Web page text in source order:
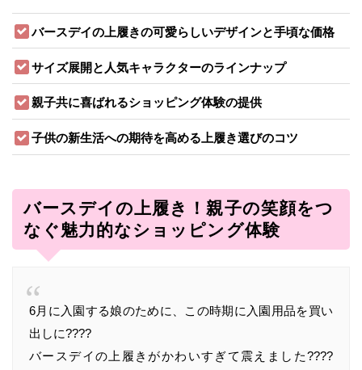
バースデイの上履きの可愛らしいデザインと手頃な価格
サイズ展開と人気キャラクターのラインナップ
親子共に喜ばれるショッピング体験の提供
子供の新生活への期待を高める上履き選びのコツ
バースデイの上履き！親子の笑顔をつ
なぐ魅力的なショッピング体験
6月に入園する娘のために、この時期に入園用品を買い
出しに????
バースデイの上履きがかわいすぎて震えました????